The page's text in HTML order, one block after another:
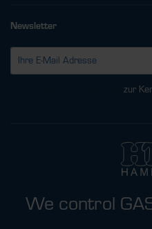
Newsletter
zur
We control